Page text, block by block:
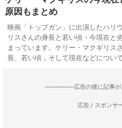
原因もまとめ
映画「トップガン」に出演したハリ
リスさんの身長と若い頃・今現在と
まっています。ケリー・マクギリス
長、若い頃，そして現在などについ
--------------------広告の後に記事が
広告 / スポンサ